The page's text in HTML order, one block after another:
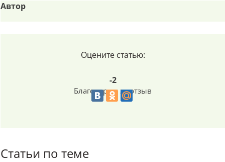
Автор
Оцените статью:
-2
Благодарим за отзыв
Статьи по теме